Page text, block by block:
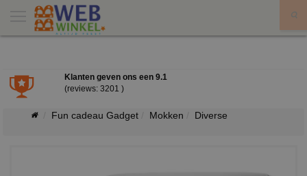
Klanten geven ons een 9.1
(reviews: 3201 )
Fun cadeau Gadget Mokken Diverse